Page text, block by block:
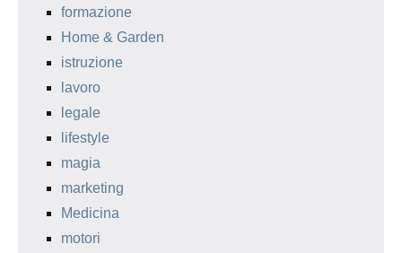
formazione
Home & Garden
istruzione
lavoro
legale
lifestyle
magia
marketing
Medicina
motori